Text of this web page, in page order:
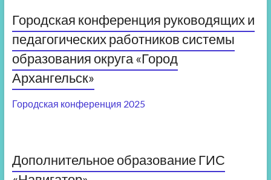
Городская конференция руководящих и
педагогических работников системы
образования округа «Город
Архангельск»
Городская конференция 2025
Дополнительное образование ГИС